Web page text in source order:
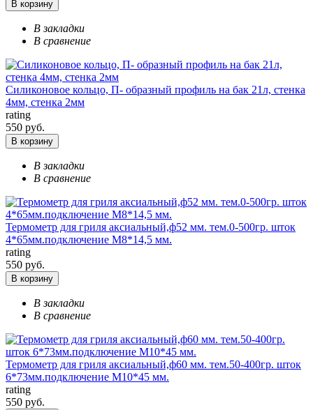
В корзину
В закладки
В сравнение
Силиконовое кольцо, П- образный профиль на бак 21л, стенка
4мм, стенка 2мм
rating
550 руб.
В корзину
В закладки
В сравнение
Термометр для гриля аксиальный,ф52 мм. тем.0-500гр. шток
4*65мм.подключение М8*14,5 мм.
rating
550 руб.
В корзину
В закладки
В сравнение
Термометр для гриля аксиальный,ф60 мм. тем.50-400гр. шток
6*73мм.подключение М10*45 мм.
rating
550 руб.